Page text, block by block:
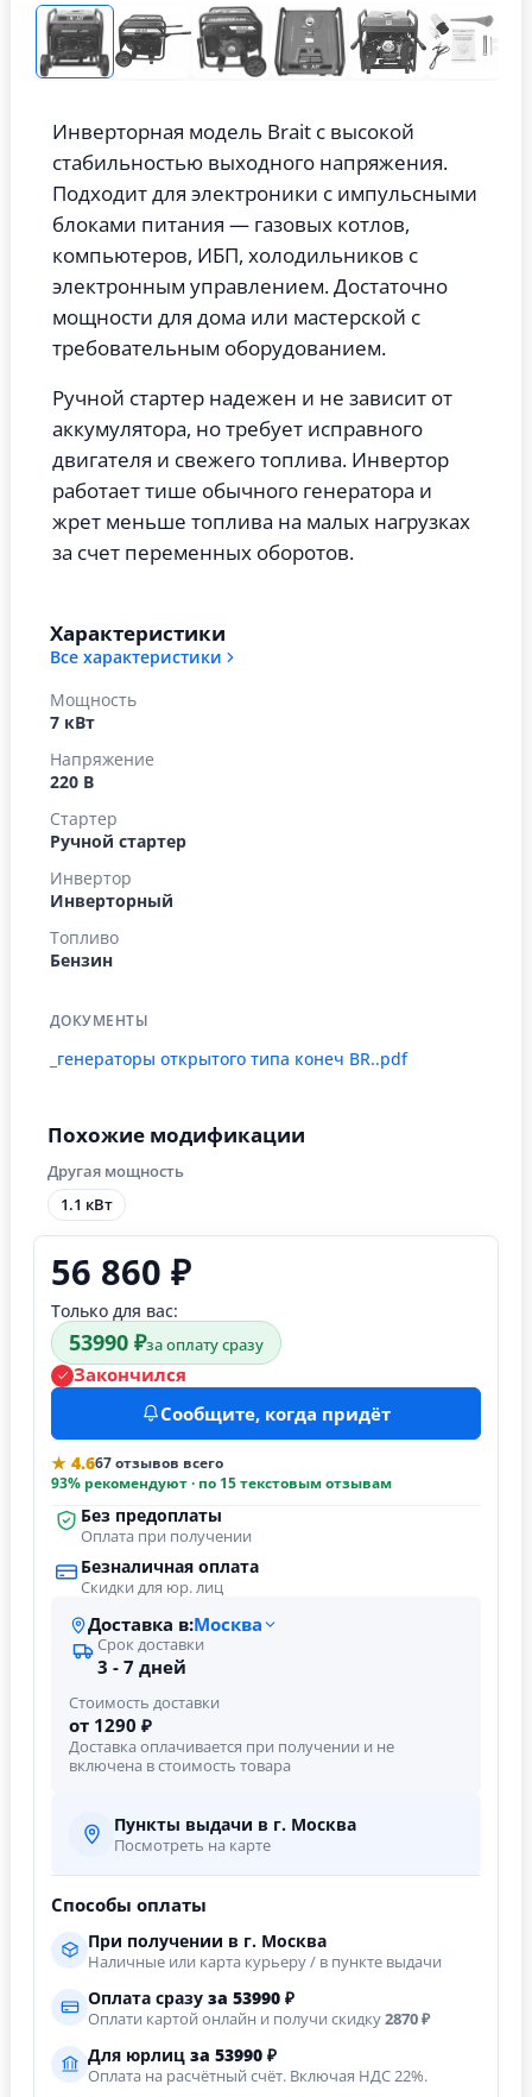
Похожие модификации
Другая мощность
1.1 кВт
Инверторная модель Brait с высокой
стабильностью выходного напряжения.
Подходит для электроники с импульсными
блоками питания — газовых котлов,
компьютеров, ИБП, холодильников с
электронным управлением. Достаточно
мощности для дома или мастерской с
требовательным оборудованием.
Ручной стартер надежен и не зависит от
аккумулятора, но требует исправного
двигателя и свежего топлива. Инвертор
работает тише обычного генератора и
жрет меньше топлива на малых нагрузках
за счет переменных оборотов.
Характеристики
Все характеристики
Мощность
7 кВт
Напряжение
220 В
Стартер
Ручной стартер
Инвертор
Инверторный
Топливо
Бензин
ДОКУМЕНТЫ
_генераторы открытого типа конеч BR..pdf
56 860 ₽
Только для вас:
53990 ₽за оплату сразу
Закончился
Сообщите, когда придёт
★ 4.667 отзывов всего
93% рекомендуют · по 15 текстовым отзывам
Без предоплаты
Оплата при получении
Безналичная оплата
Скидки для юр. лиц
Доставка в:Москва
Срок доставки
3 - 7 дней
Стоимость доставки
от 1290 ₽
Доставка оплачивается при получении и не
включена в стоимость товара
Пункты выдачи в г. Москва
Посмотреть на карте
Способы оплаты
При получении в г. Москва
Наличные или карта курьеру / в пункте выдачи
Оплата сразу за 53990 ₽
Оплати картой онлайн и получи скидку2870 ₽
Для юрлиц за 53990 ₽
Оплата на расчётный счёт. Включая НДС 22%.